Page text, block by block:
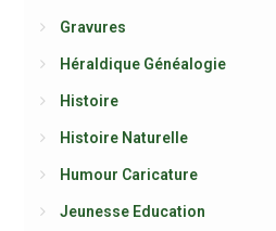
Gravures
Héraldique Généalogie
Histoire
Histoire Naturelle
Humour Caricature
Jeunesse Education